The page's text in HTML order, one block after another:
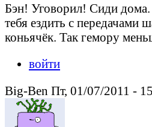
Бэн! Уговорил! Сиди
тебя ездить с передачами
коньячёк. Так гемору
войти
Big-Ben Пт, 01/07/2011 -